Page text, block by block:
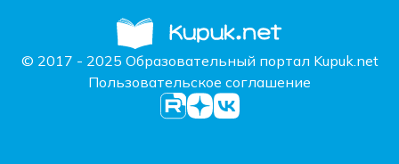
© 2017 - 2025 Образовательный портал Kupuk.net
Пользовательское соглашение